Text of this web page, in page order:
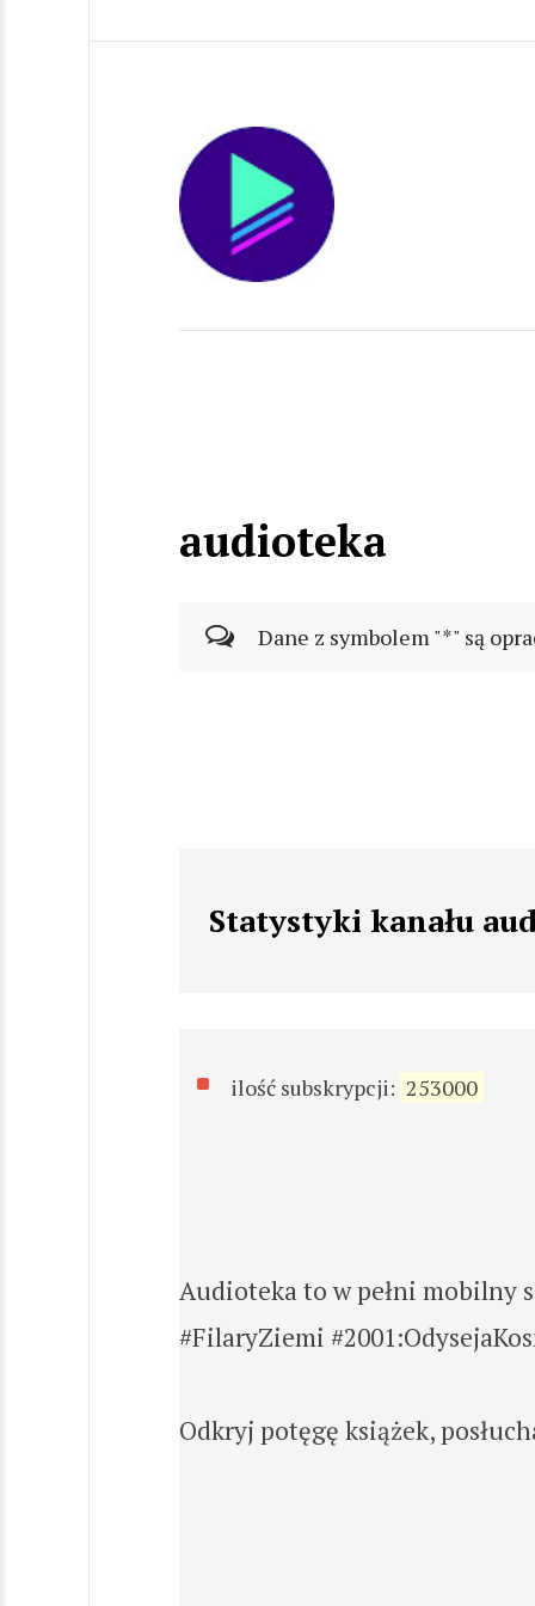
audioteka
Dane z symbolem "*" są
Statystyki kanału
ilość subskrypcji: 253000
Audioteka to w pełni mobilny
#FilaryZiemi
Odkryj potęgę książek,